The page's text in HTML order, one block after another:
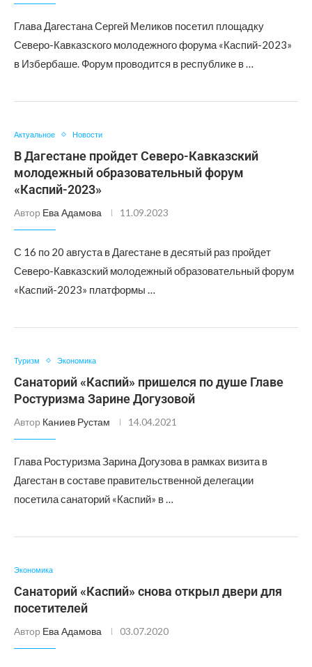
Глава Дагестана Сергей Меликов посетил площадку
Северо-Кавказского молодежного форума «Каспий-2023»
в Избербаше. Форум проводится в республике в …
Актуальное Новости
В Дагестане пройдет Северо-Кавказский
молодежный образовательный форум
«Каспий-2023»
Автор Ева Адамова 11.09.2023
С 16 по 20 августа в Дагестане в десятый раз пройдет
Северо-Кавказский молодежный образовательный форум
«Каспий-2023» платформы …
Туризм Экономика
Санаторий «Каспий» пришелся по душе Главе
Ростуризма Зарине Догузовой
Автор Каниев Рустам 14.04.2021
Глава Ростуризма Зарина Догузова в рамках визита в
Дагестан в составе правительственной делегации
посетила санаторий «Каспий» в …
Экономика
Санаторий «Каспий» снова открыл двери для
посетителей
Автор Ева Адамова 03.07.2020